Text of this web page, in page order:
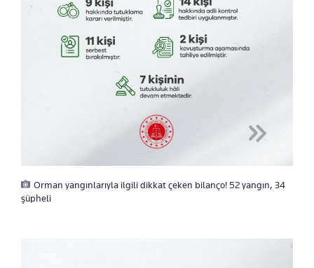
Orman yangınlarıyla ilgili dikkat çeken bilanço! 52 yangın, 34
şüpheli